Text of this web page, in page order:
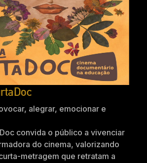
alegrar, emocionar e
convida o público a vivenciar
do cinema, valorizando
metragem que retratam a